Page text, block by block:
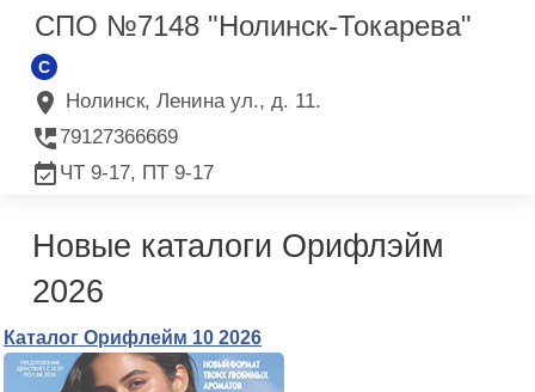
СПО №7148 "Нолинск-Токарева"
C
Нолинск, Ленина ул., д. 11.
79127366669
ЧТ 9-17, ПТ 9-17
Новые каталоги Орифлэйм
2026
Каталог Орифлейм 10 2026